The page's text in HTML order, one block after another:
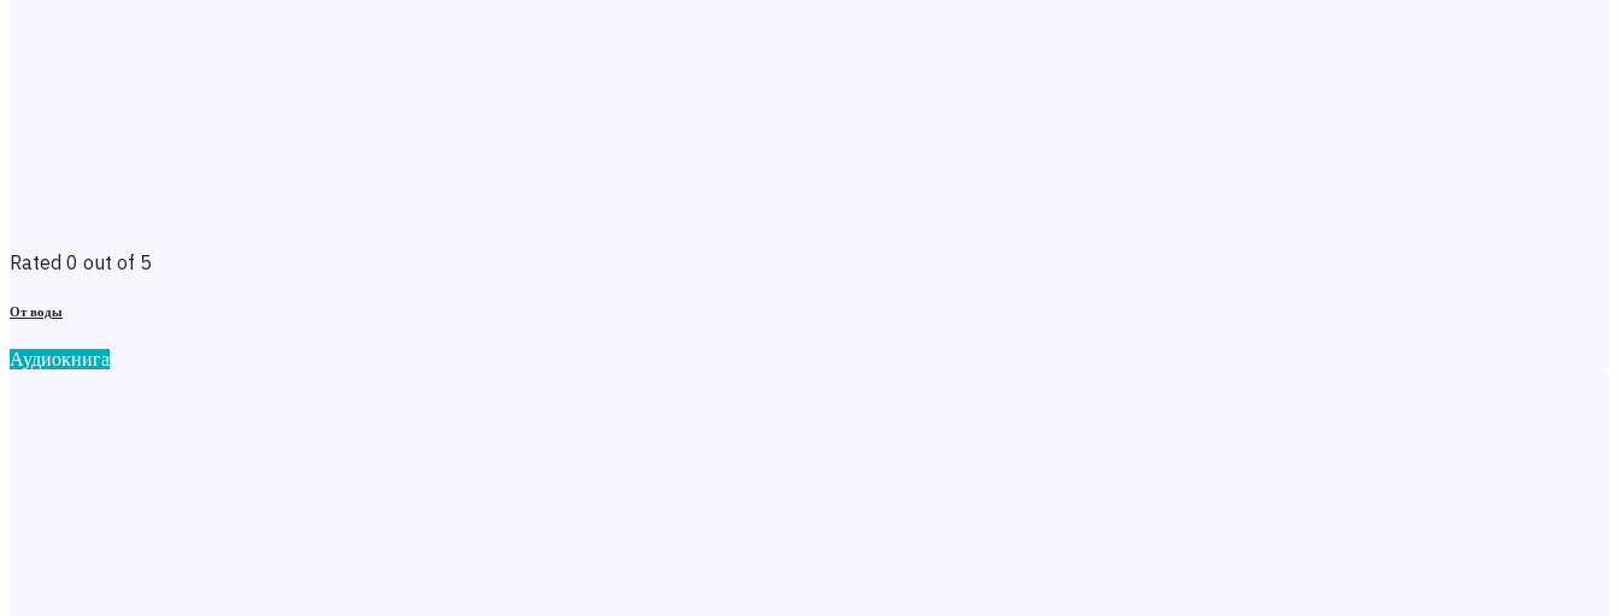
Rated 0 out of 5
От воды
Аудиокнига